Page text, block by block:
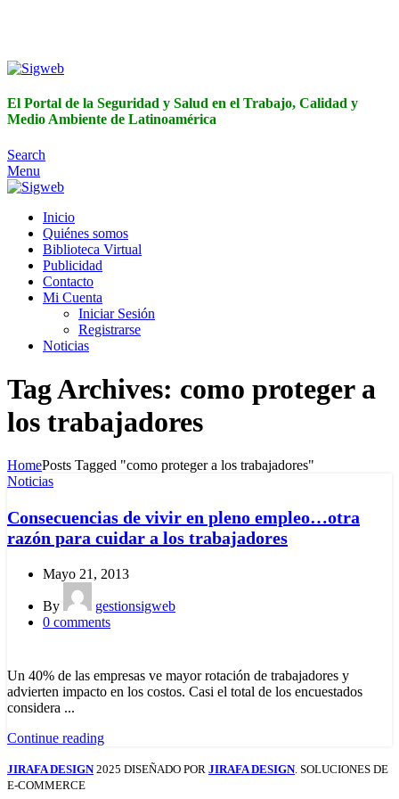
El Portal de la Seguridad y Salud en el Trabajo, Calidad y
Medio Ambiente de Latinoamérica
Search
Menu
Inicio
Quiénes somos
Biblioteca Virtual
Publicidad
Contacto
Mi Cuenta
Iniciar Sesión
Registrarse
Noticias
Tag Archives: como proteger a
los trabajadores
HomePosts Tagged "como proteger a los trabajadores"
Noticias
Consecuencias de vivir en pleno empleo…otra
razón para cuidar a los trabajadores
Mayo 21, 2013
By
gestionsigweb
0 comments
Un 40% de las empresas ve mayor rotación de trabajadores y
advierten impacto en los costos. Casi el total de los encuestados
considera ...
Continue reading
JIRAFA DESIGN 2025 DISEÑADO POR JIRAFA DESIGN. SOLUCIONES DE
E-COMMERCE